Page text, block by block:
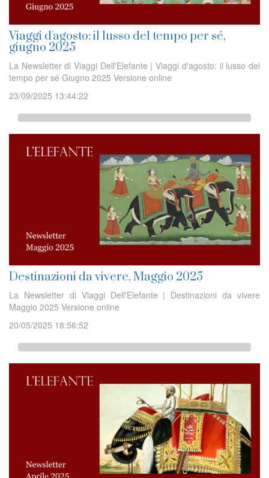
Viaggi d'agosto: il lusso del tempo per sé,
giugno 2025
La Newsletter di Viaggi Dell'Elefante | Viaggi d'agosto: il lusso del
tempo per sé Giugno 2025 Versione online
23/09/2025 13:44:22
Destinazioni da vivere, Maggio 2025
La Newsletter di Viaggi Dell'Elefante | Destinazioni da vivere
Maggio 2025 Versione online
20/05/2025 18:56:52